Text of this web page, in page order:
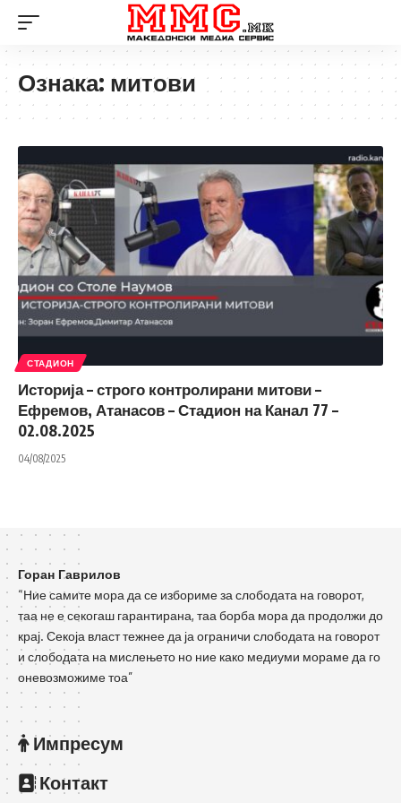
Ознака: митови
СТАДИОН
Историја – строго контролирани митови –
Ефремов, Атанасов – Стадион на Канал 77 –
02.08.2025
04/08/2025
Горан Гаврилов
“Ние самите мора да се избориме за слободата на говорот,
таа не е секогаш гарантирана, таа борба мора да продолжи до
крај. Секоја власт тежнее да ја ограничи слободата на говорот
и слободата на мислењето но ние како медиуми мораме да го
оневозможиме тоа”
Импресум
Контакт